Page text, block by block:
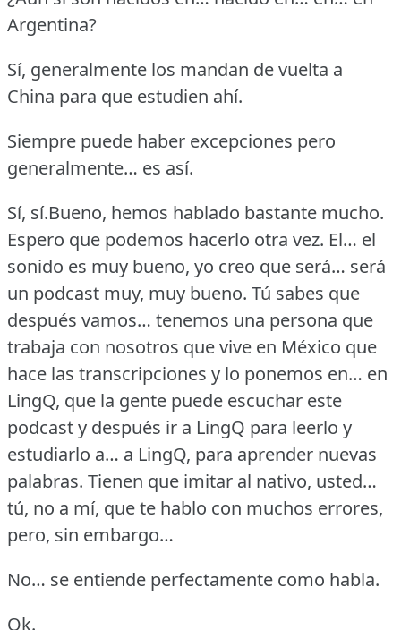
Argentina?
Sí, generalmente los mandan de vuelta a
China para que estudien ahí.
Siempre puede haber excepciones pero
generalmente… es así.
Sí, sí.Bueno, hemos hablado bastante mucho.
Espero que podemos hacerlo otra vez. El… el
sonido es muy bueno, yo creo que será… será
un podcast muy, muy bueno. Tú sabes que
después vamos… tenemos una persona que
trabaja con nosotros que vive en México que
hace las transcripciones y lo ponemos en… en
LingQ, que la gente puede escuchar este
podcast y después ir a LingQ para leerlo y
estudiarlo a… a LingQ, para aprender nuevas
palabras. Tienen que imitar al nativo, usted…
tú, no a mí, que te hablo con muchos errores,
pero, sin embargo…
No… se entiende perfectamente como habla.
Ok.